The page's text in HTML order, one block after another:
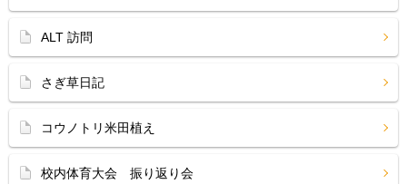
ALT 訪問
さぎ草日記
コウノトリ米田植え
校内体育大会 振り返り会